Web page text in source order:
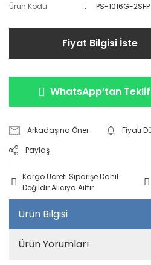
Ürün Kodu PS-1016G-2SFP
Fiyat Bilgisi İste
WhatsApp’tan
Arkadaşına Öner
Fiyatı
Paylaş
Kargo Ücreti Siparişe Dahil
Değildir Alıcıya Aittir
Ürün Bilgisi
Ürün Yorumları